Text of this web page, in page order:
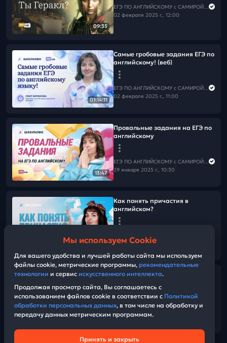
09:35
ЕГЭ ПО АНГЛИЙСКОМУ с САМИРОЙ COOLешовой
02 февраля 2025 г., 12:00
01:14:11
Самые гробовые задания ЕГЭ по
английскому! (веб)
ЕГЭ ПО АНГЛИЙСКОМУ с САМИРОЙ COOLешовой
02 февраля 2025 г., 11:00
13:47
Провальные задания на ЕГЭ по
английскому
ЕГЭ ПО АНГЛИЙСКОМУ с САМИРОЙ COOLешовой
29 января 2025 г., 10:30
Как понять причастия в
английском?
27 января 2025 г., 12:00
Эссе от эксперта
26 января 2025 г., 12:00
Мы используем Cookie
Для вашего удобства и лучшей работы сайта мы используем
файлы cookie, метрические программы, рекомендательные
технологии и сервис искусственного интеллекта.
Продолжая просмотр сайта, Вы соглашаетесь с
использованием файлов cookie в соответствии с Политикой
обработки персональных данных, в том числе на обработку и
передачу данных метрическим программам.
Принять и закрыть